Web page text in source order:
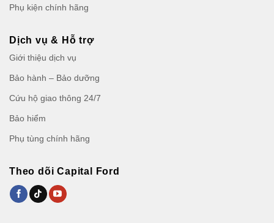
Phụ kiện chính hãng
Dịch vụ & Hỗ trợ
Giới thiệu dịch vụ
Bảo hành – Bảo dưỡng
Cứu hộ giao thông 24/7
Bảo hiểm
Phụ tùng chính hãng
Theo dõi Capital Ford